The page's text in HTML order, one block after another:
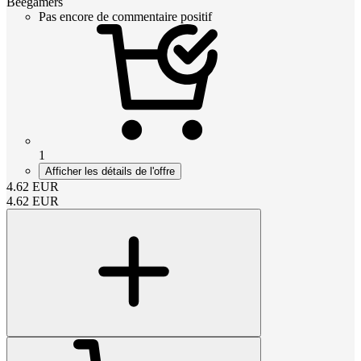
Pas encore de commentaire positif
1
Afficher les détails de l'offre
4.62 EUR
4.62 EUR